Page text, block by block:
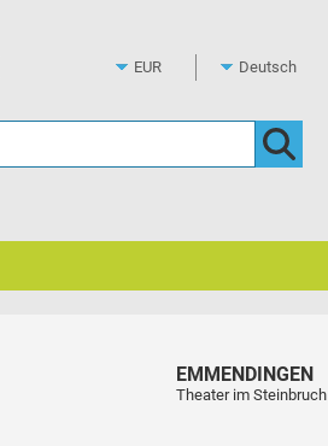
EMMENDINGEN
Theater im Steinbruch